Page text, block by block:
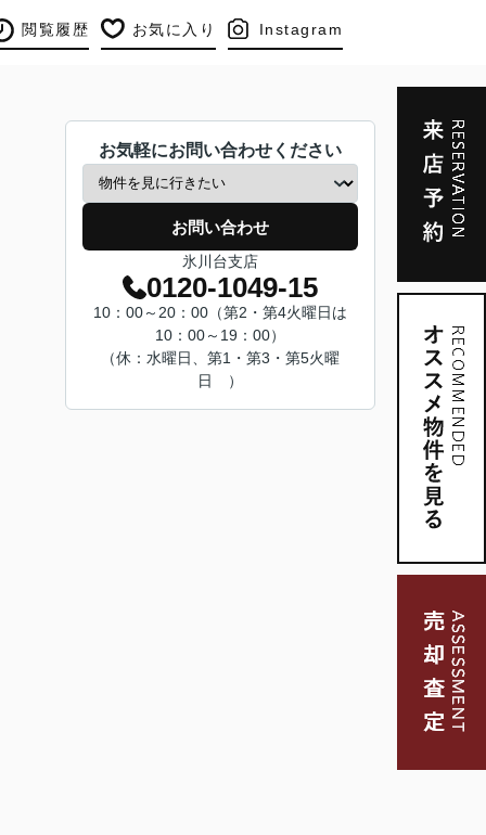
閲覧履歴 お気に入り Instagram
お気軽にお問い合わせください
お問い合わせ
氷川台支店
0120-1049-15
10：00～20：00（第2・第4火曜日は
10：00～19：00）
（休：水曜日、第1・第3・第5火曜
日 ）